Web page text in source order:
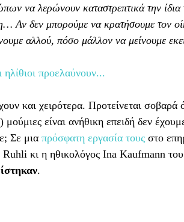
να λερώνουν καταστρεπτικά την
Αν δεν μπορούμε να κρατήσουμε τον
αλλού, πόσο μάλλον να μείνουμε
ηλίθιοι προελαύνουν...
και χειρότερα. Προτείνεται σοβαρά
μούμιες είναι ανήθικη επειδή δεν
Σε μια πρόσφατη εργασία τους στο
κι η ηθικολόγος Ina Kaufmann
.